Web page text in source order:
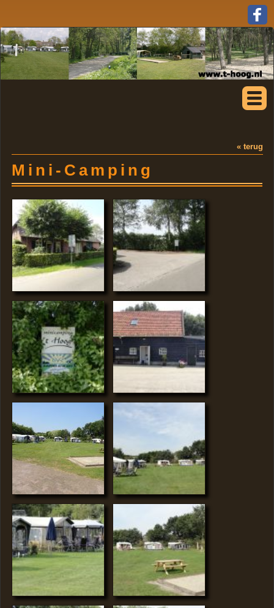
« terug
Mini-Camping